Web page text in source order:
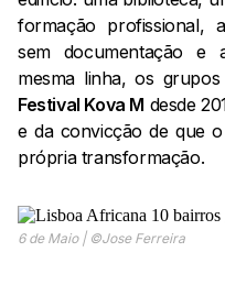
formação profissional,
sem documentação e
mesma linha, os
Festival Kova M desde
e da convicção de que
própria transformação.
6 de Maio | ©Jose Ferreira